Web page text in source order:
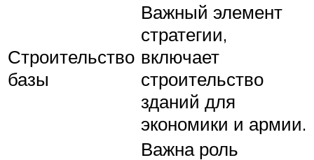
Строительство
базы
Важный элемент
стратегии,
включает
строительство
зданий для
экономики и армии.
Важна роль